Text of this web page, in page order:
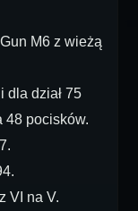
M6 z wieżą
dla dział 75
48 pocisków.
VI na V.